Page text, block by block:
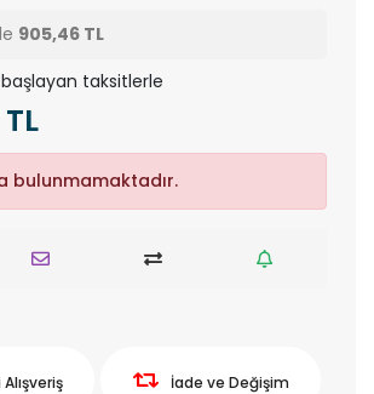
905,46 TL
taksitlerle
bulunmamaktadır.
İade ve Değişim